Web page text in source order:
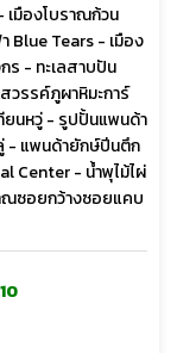
เมืองโบราณก้วน
Blue Tears - เมือง
ร - ทะเลสาบปัน
วรรค์ภูผาหิมะการ์
ยนหวู่ - รูปปั้นแพนด้า
- แพนด้ายักษ์ปีนตึก
Center - น้ำพุไม้ไผ่
ณซอยกว้างซอยแคบ